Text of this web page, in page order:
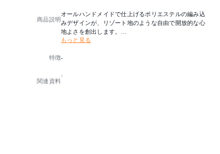
商品説明
オールハンドメイドで仕上げるポリエステルの編み込
みデザインが、リゾート地のような⾃由で開放的な⼼
地よさを創出します。
リラックスした状態で打ち合わせやアイデア出しをし
ススメです。
⽔性と透湿性を備え、「ミューズ」⾃体が濡れても乾
もっと見る
特徴-
関連資料
-